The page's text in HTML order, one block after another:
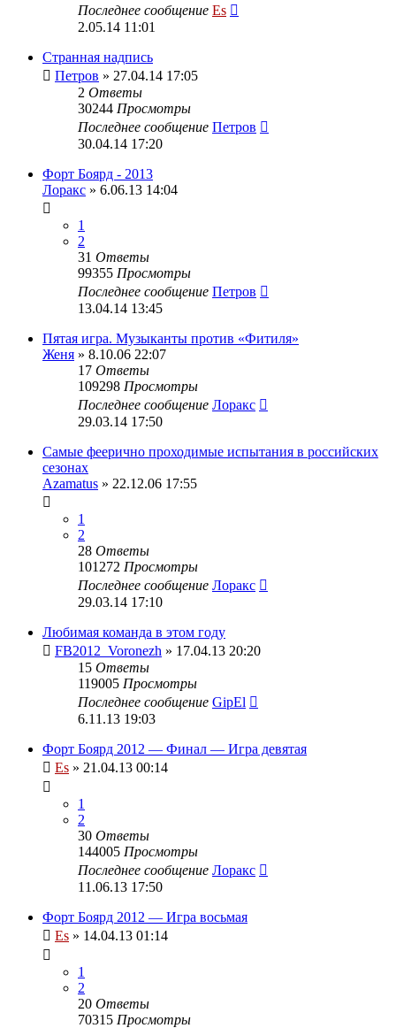
Последнее сообщение Es
2.05.14 11:01
Странная надпись
Петров » 27.04.14 17:05
2 Ответы
30244 Просмотры
Последнее сообщение Петров
30.04.14 17:20
Форт Боярд - 2013
Лоракс » 6.06.13 14:04
1
2
31 Ответы
99355 Просмотры
Последнее сообщение Петров
13.04.14 13:45
Пятая игра. Музыканты против «Фитиля»
Женя » 8.10.06 22:07
17 Ответы
109298 Просмотры
Последнее сообщение Лоракс
29.03.14 17:50
Самые феерично проходимые испытания в российских
сезонах
Azamatus » 22.12.06 17:55
1
2
28 Ответы
101272 Просмотры
Последнее сообщение Лоракс
29.03.14 17:10
Любимая команда в этом году
FB2012_Voronezh » 17.04.13 20:20
15 Ответы
119005 Просмотры
Последнее сообщение GipEl
6.11.13 19:03
Форт Боярд 2012 — Финал — Игра девятая
Es » 21.04.13 00:14
1
2
30 Ответы
144005 Просмотры
Последнее сообщение Лоракс
11.06.13 17:50
Форт Боярд 2012 — Игра восьмая
Es » 14.04.13 01:14
1
2
20 Ответы
70315 Просмотры